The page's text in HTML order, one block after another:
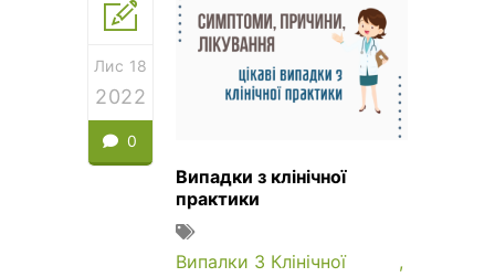
Лис 18
2022
0
Випадки з клінічної
практики
Випалки З Клінічної